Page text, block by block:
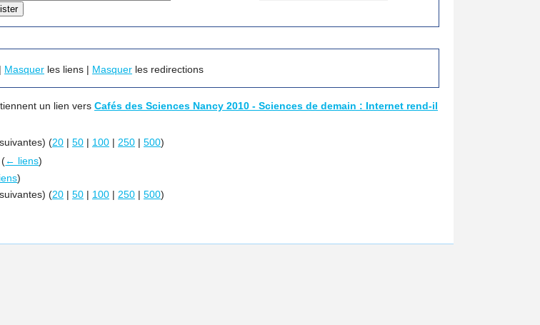
Masquer les liens | Masquer les redirections
un lien vers Cafés des Sciences Nancy 2010 - Sciences de demain : Internet rend-il
(20 | 50 | 100 | 250 | 500)
(← liens)
)
(20 | 50 | 100 | 250 | 500)